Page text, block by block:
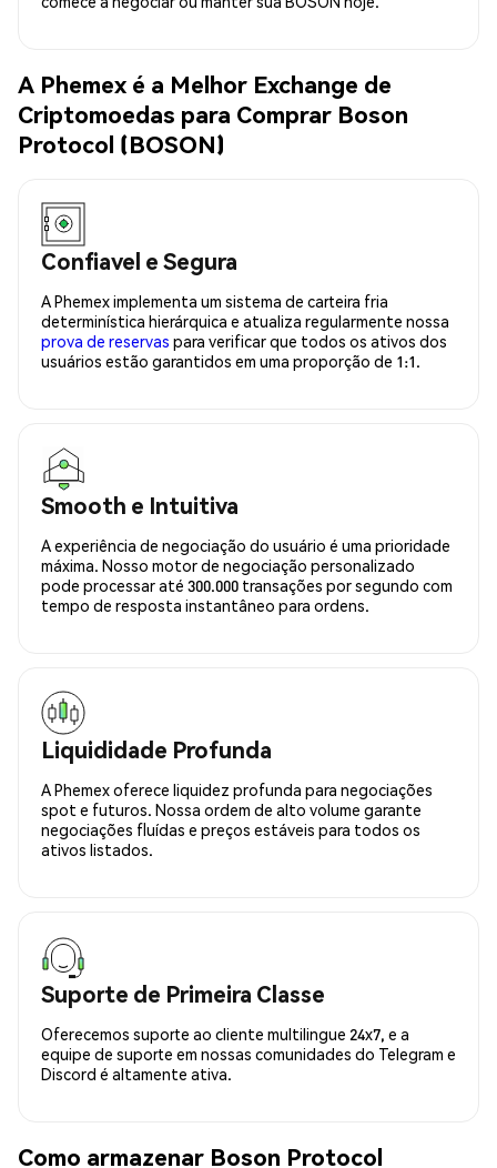
A Phemex é a Melhor Exchange de
Criptomoedas para Comprar Boson
Protocol (BOSON)
Confiavel e Segura
A Phemex implementa um sistema de carteira fria
determinística hierárquica e atualiza regularmente nossa
prova de reservas para verificar que todos os ativos dos
usuários estão garantidos em uma proporção de 1:1.
Smooth e Intuitiva
A experiência de negociação do usuário é uma prioridade
máxima. Nosso motor de negociação personalizado
pode processar até 300.000 transações por segundo com
tempo de resposta instantâneo para ordens.
Liquididade Profunda
A Phemex oferece liquidez profunda para negociações
spot e futuros. Nossa ordem de alto volume garante
negociações fluídas e preços estáveis para todos os
ativos listados.
Suporte de Primeira Classe
Oferecemos suporte ao cliente multilingue 24x7, e a
equipe de suporte em nossas comunidades do Telegram e
Discord é altamente ativa.
Como armazenar Boson Protocol